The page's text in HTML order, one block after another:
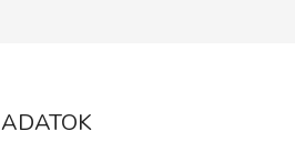
ADATOK